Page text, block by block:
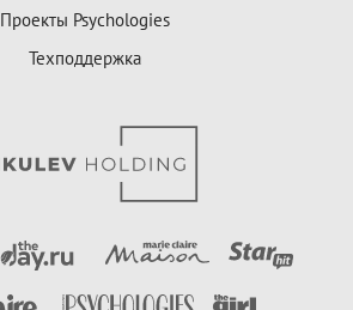
Проекты Psychologies
Техподдержка